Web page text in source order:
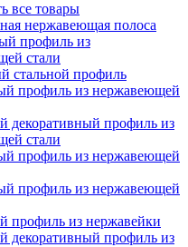
все товары
нержавеющая полоса
профиль из
стали
стальной профиль
профиль из нержавеющей
декоративный профиль из
стали
профиль из нержавеющей
профиль из нержавеющей
профиль из нержавейки
декоративный профиль из